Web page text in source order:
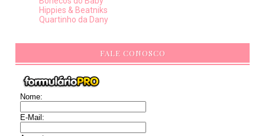
Hippies & Beatniks
Quartinho da Dany
FALE CONOSCO
Nome:
E-Mail: